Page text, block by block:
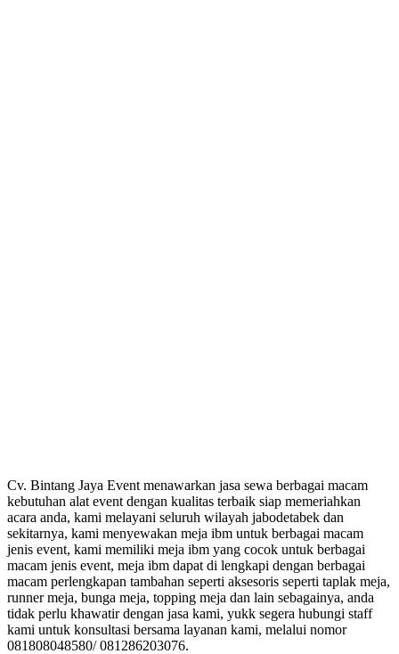
Cv. Bintang Jaya Event menawarkan jasa sewa berbagai macam
kebutuhan alat event dengan kualitas terbaik siap memeriahkan
acara anda, kami melayani seluruh wilayah jabodetabek dan
sekitarnya, kami menyewakan meja ibm untuk berbagai macam
jenis event, kami memiliki meja ibm yang cocok untuk berbagai
macam jenis event, meja ibm dapat di lengkapi dengan berbagai
macam perlengkapan tambahan seperti aksesoris seperti taplak meja,
runner meja, bunga meja, topping meja dan lain sebagainya, anda
tidak perlu khawatir dengan jasa kami, yukk segera hubungi staff
kami untuk konsultasi bersama layanan kami, melalui nomor
081808048580/ 081286203076.